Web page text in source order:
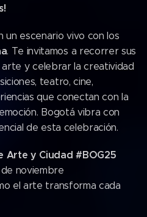
🎭🎶📸
un escenario vivo con los
. Te invitamos a recorrer sus
arte y celebrar la creatividad
teatro, cine,
que conectan con la
Bogotá vibra con
de esta celebración.
Arte y Ciudad #BOG25
noviembre
el arte transforma cada